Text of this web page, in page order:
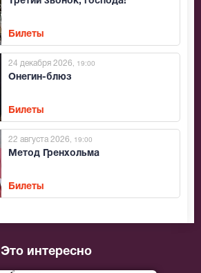
Билеты
Онегин-блюз
24 декабря 2026 , 19:00
Билеты
Метод Гренхольма
22 августа 2026 , 19:00
Билеты
Это интересно